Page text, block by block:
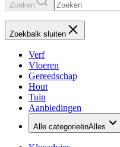
Zoeken
Zoekbalk sluiten
Verf
Vloeren
Gereedschap
Hout
Tuin
Aanbiedingen
Alle categorieënAlles